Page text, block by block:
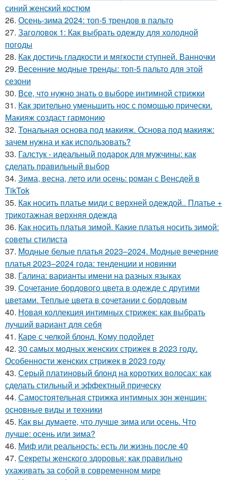
синий женский костюм
26. Осень-зима 2024: топ-5 трендов в пальто
27. Заголовок 1: Как выбрать одежду для холодной
погоды
28. Как достичь гладкости и мягкости ступней. Ванночки
29. Весенние модные тренды: топ-5 пальто для этой
сезони
30. Все, что нужно знать о выборе интимной стрижки
31. Как зрительно уменьшить нос с помощью прически.
Макияж создаст гармонию
32. Тональная основа под макияж. Основа под макияж:
зачем нужна и как использовать?
33. Галстук - идеальный подарок для мужчины: как
сделать правильный выбор
34. Зима, весна, лето или осень: роман с Венсдей в
TikTok
35. Как носить платье миди с верхней одеждой.. Платье +
трикотажная верхняя одежда
36. Как носить платья зимой. Какие платья носить зимой:
советы стилиста
37. Модные белые платья 2023–2024. Модные вечерние
платья 2023–2024 года: тенденции и новинки
38. Галина: варианты имени на разных языках
39. Сочетание бордового цвета в одежде с другими
цветами. Теплые цвета в сочетании с бордовым
40. Новая коллекция интимных стрижек: как выбрать
лучший вариант для себя
41. Каре с челкой блонд. Кому подойдет
42. 30 самых модных женских стрижек в 2023 году.
Особенности женских стрижек в 2023 году
43. Серый платиновый блонд на коротких волосах: как
сделать стильный и эффектный прическу
44. Самостоятельная стрижка интимных зон женщин:
основные виды и техники
45. Как вы думаете, что лучше зима или осень. Что
лучше: осень или зима?
46. Миф или реальность: есть ли жизнь после 40
47. Секреты женского здоровья: как правильно
ухаживать за собой в современном мире